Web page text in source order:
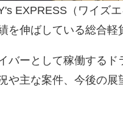
EXPRESS（ワイズ
を伸ばしている総合軽
バーとして稼働する
や主な案件、今後の